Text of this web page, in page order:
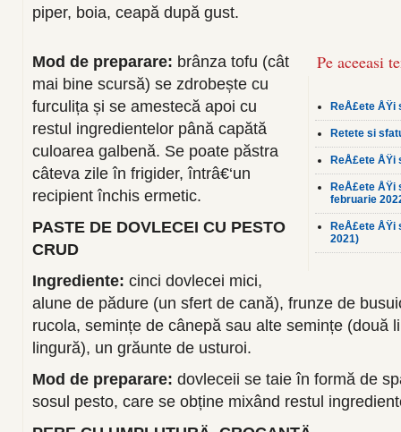
piper, boia, ceapă după gust.
Pe aceeasi
ReÅ£ete ÅŸi
Retete si
ReÅ£ete ÅŸi
ReÅ£ete
februarie
ReÅ£ete
2021)
Mod de preparare: brânza tofu (cât
mai bine scursă) se zdrobește cu
furculița și se amestecă apoi cu
restul ingredientelor până capătă
culoarea galbenă. Se poate păstra
câteva zile în frigider, întrâ€‘un
recipient închis ermetic.
PASTE DE DOVLECEI CU PESTO
CRUD
Ingrediente: cinci dovlecei mici,
alune de pădure (un sfert de cană), frunze de
rucola, semințe de cânepă sau alte semințe (două
lingură), un grăunte de usturoi.
Mod de preparare: dovleceii se taie în formă de
sosul pesto, care se obține mixând restul